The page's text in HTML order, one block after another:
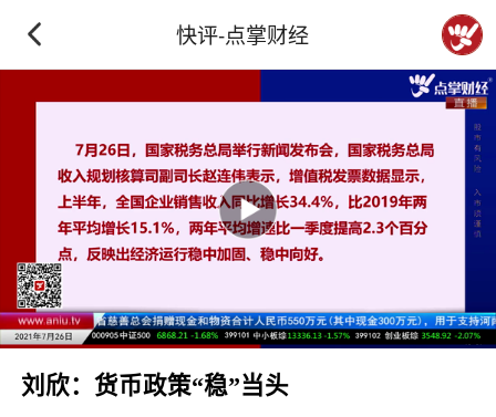
快评-点掌财经
刘欣：货币政策“稳”当头